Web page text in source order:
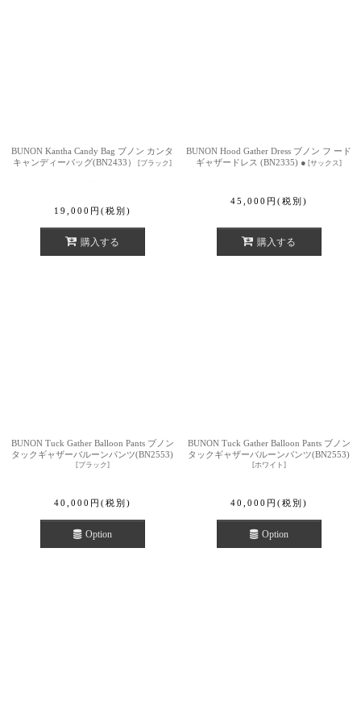
BUNON Kantha Candy Bag ブノン カンタ
キャンディーバッグ(BN2433）
[ブラック]
19,000 円 (税別)
購入する
BUNON Hood Gather Dress ブノン フ ード
ギャザードレス (BN2335) ● [サックス]
45,000 円 (税別)
購入する
BUNON Tuck Gather Balloon Pants ブノン
タックギャザーバルーンパンツ(BN2553)
[ブラック]
40,000 円 (税別)
Option
BUNON Tuck Gather Balloon Pants ブノン
タックギャザーバルーンパンツ(BN2553)
[ホワイト ]
40,000 円 (税別)
Option